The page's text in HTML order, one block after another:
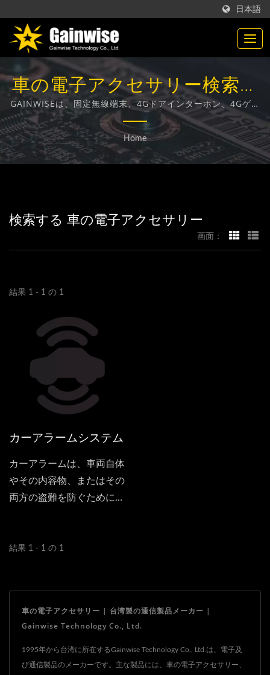
日本語
車の電子アクセサリー検索済
み | 台湾製の通信製品メーカ
ー | Gainwise Technology
Co., Ltd.
GAINWISEは、固定無線端末、4Gドアインターホン、4Gゲー
トオープナー、4G煙感知器の設計、開発、製造に特化したメ
ーカーおよび輸出業者です。
Home
検索する 車の電子アクセサリー
画面：
結果 1 - 1 の 1
カーアラームシステム
カーアラームは、車両自体
やその内容物、またはその
両方の盗難を防ぐために車
トリガー条件が満たされる
された警告音、車両のホー
ン、またはこれらの組み合
わせ）を発することで機能
します。
結果 1 - 1 の 1
車の電子アクセサリー | 台湾製の通信製品メーカー |
Gainwise Technology Co., Ltd.
1995年から台湾に所在するGainwise Technology Co., Ltd.は、電子及
び通信製品のメーカーです。主な製品には、車の電子アクセサリー、